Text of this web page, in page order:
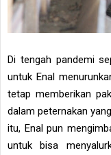
Di tengah pandemi
untuk Enal
tetap memberikan
dalam peternakan
itu, Enal pun
untuk bisa